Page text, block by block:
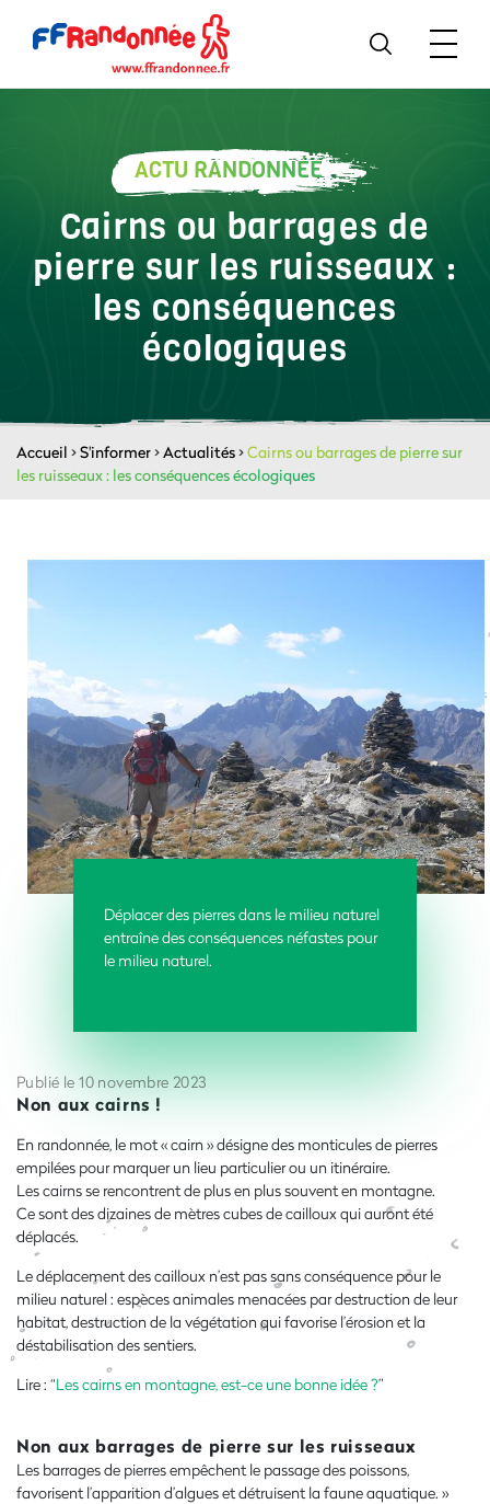
ACTU RANDONNÉE
Cairns ou barrages de
pierre sur les ruisseaux :
les conséquences
écologiques
Accueil >S'informer>Actualités>Cairns ou barrages de pierre sur
les ruisseaux : les conséquences écologiques
Déplacer des pierres dans le milieu naturel
entraîne des conséquences néfastes pour
le milieu naturel.
Publié le 10 novembre 2023
Non aux cairns !
En randonnée, le mot « cairn » désigne des monticules de pierres
empilées pour marquer un lieu particulier ou un itinéraire.
Les cairns se rencontrent de plus en plus souvent en montagne.
Ce sont des dizaines de mètres cubes de cailloux qui auront été
déplacés.
Le déplacement des cailloux n’est pas sans conséquence pour le
milieu naturel : espèces animales menacées par destruction de leur
habitat, destruction de la végétation qui favorise l’érosion et la
déstabilisation des sentiers.
Lire : “Les cairns en montagne, est-ce une bonne idée ?”
Non aux barrages de pierre sur les ruisseaux
Les barrages de pierres empêchent le passage des poissons,
favorisent l’apparition d’algues et détruisent la faune aquatique. »